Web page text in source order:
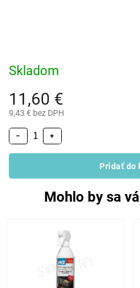
11,60 €
9,43 € bez DPH
Skladom
+
−
Pridať do
Mohlo by sa